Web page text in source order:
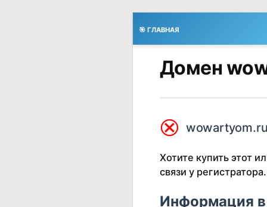
🎯 ГЛАВНАЯ
Домен
⮿
Хотите купить этот
связи у регистратора.
Информация в